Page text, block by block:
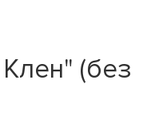
(без